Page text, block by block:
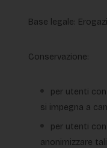
Base legale:
Conservazione:
per utenti con
si impegna a
per utenti
anonimizzare